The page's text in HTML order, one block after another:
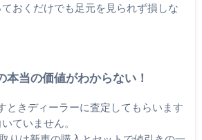
おくだけでも足元を見られず損しな
本当の価値がわからない！
ときディーラーに査定してもらいます
ていません。